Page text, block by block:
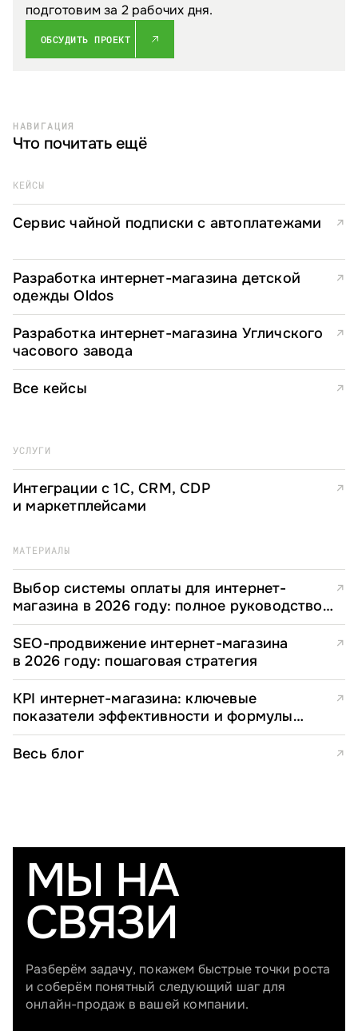
подготовим за 2 рабочих дня.
ОБСУДИТЬ ПРОЕКТ
НАВИГАЦИЯ
Что почитать ещё
КЕЙСЫ
Сервис чайной подписки с автоплатежами ↗
Разработка интернет-магазина детской
одежды Oldos
↗
Разработка интернет-магазина Угличского
часового завода
↗
Все кейсы ↗
УСЛУГИ
Интеграции с 1С, CRM, CDP
и маркетплейсами
↗
МАТЕРИАЛЫ
Выбор системы оплаты для интернет-
магазина в 2026 году: полное руководство
для e-commerce директоров
↗
SEO-продвижение интернет-магазина
в 2026 году: пошаговая стратегия
↗
KPI интернет-магазина: ключевые
показатели эффективности и формулы
расчета
↗
Весь блог ↗
МЫ НА
СВЯЗИ
Разберём задачу, покажем быстрые точки роста
и соберём понятный следующий шаг для
онлайн-продаж в вашей компании.